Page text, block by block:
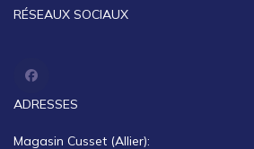
RÉSEAUX SOCIAUX
ADRESSES
Magasin Cusset (Allier):